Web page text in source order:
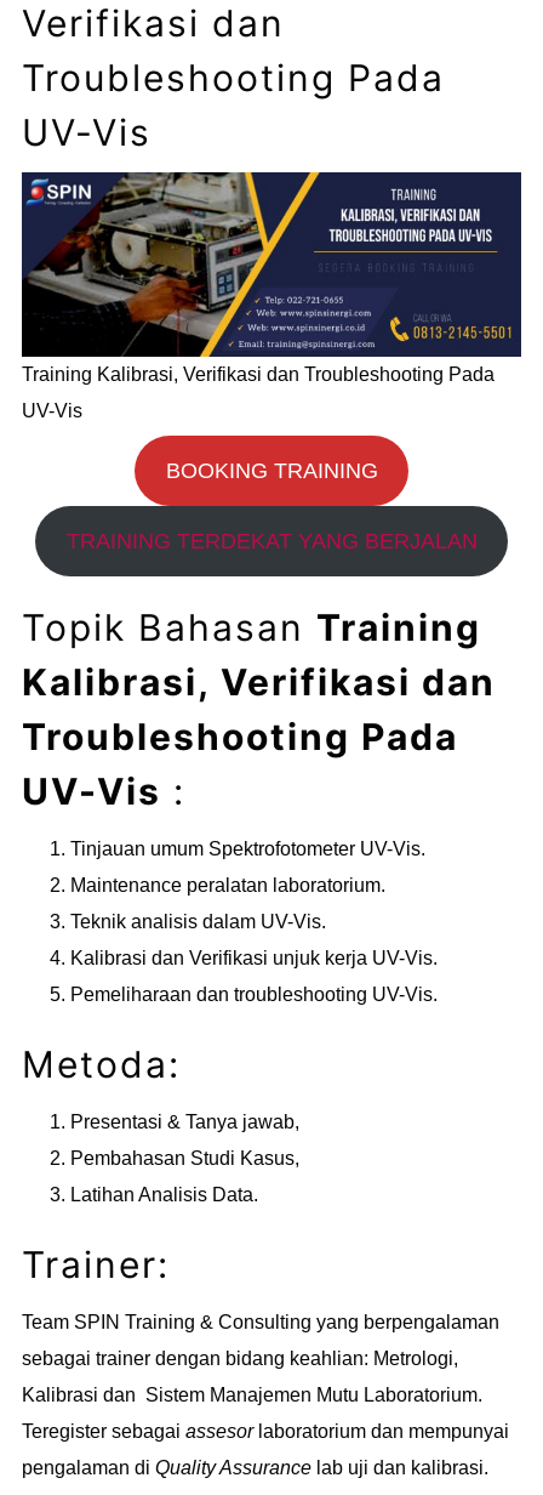
Verifikasi dan
Troubleshooting Pada
UV-Vis
Training Kalibrasi, Verifikasi dan Troubleshooting Pada
UV-Vis
BOOKING TRAINING
TRAINING TERDEKAT YANG BERJALAN
Topik Bahasan Training
Kalibrasi, Verifikasi dan
Troubleshooting Pada
UV-Vis :
Tinjauan umum Spektrofotometer UV-Vis.
Maintenance peralatan laboratorium.
Teknik analisis dalam UV-Vis.
Kalibrasi dan Verifikasi unjuk kerja UV-Vis.
Pemeliharaan dan troubleshooting UV-Vis.
Metoda:
Presentasi & Tanya jawab,
Pembahasan Studi Kasus,
Latihan Analisis Data.
Trainer:
Team SPIN Training & Consulting yang berpengalaman
sebagai trainer dengan bidang keahlian: Metrologi,
Kalibrasi dan Sistem Manajemen Mutu Laboratorium.
Teregister sebagai assesorlaboratorium dan mempunyai
pengalaman di Quality Assurance lab uji dan kalibrasi.